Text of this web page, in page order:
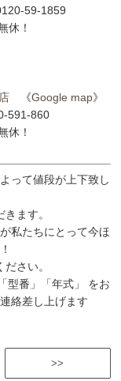
59-1859
休！
《Google map》
591-860
休！
って値段が上下致し
ます。
私たちにとって今ほ
ださい。
型番」「年式」 をお
絡差し上げます
>>